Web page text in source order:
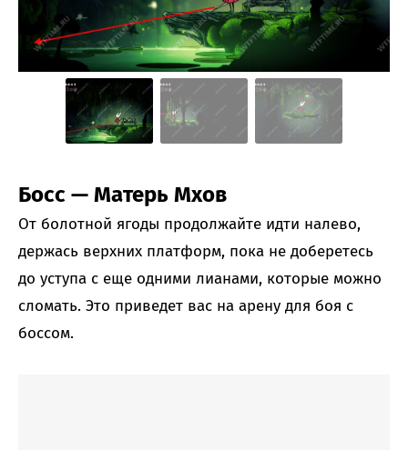
Босс — Матерь Мхов
От болотной ягоды продолжайте идти налево,
держась верхних платформ, пока не доберетесь
до уступа с еще одними лианами, которые можно
сломать. Это приведет вас на арену для боя с
боссом.